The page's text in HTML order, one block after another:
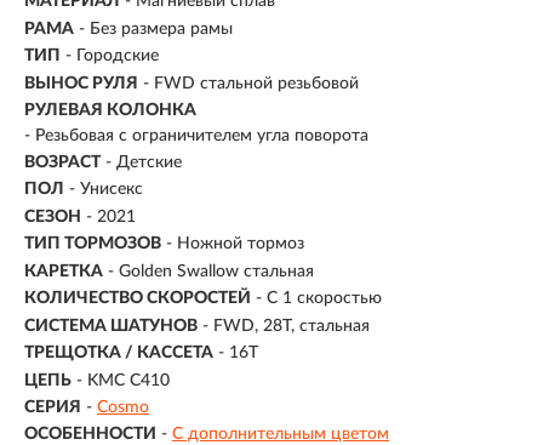
РАМА - Без размера рамы
ТИП -
Городские
ВЫНОС РУЛЯ - FWD стальной резьбовой
РУЛЕВАЯ КОЛОНКА
- Резьбовая с ограничителем угла поворота
ВОЗРАСТ - Детские
ПОЛ - Унисекс
СЕЗОН - 2021
ТИП ТОРМОЗОВ - Ножной тормоз
КАРЕТКА - Golden Swallow стальная
КОЛИЧЕСТВО СКОРОСТЕЙ - С 1 скоростью
СИСТЕМА ШАТУНОВ - FWD, 28T, cтальная
ТРЕЩОТКА / КАССЕТА - 16T
ЦЕПЬ - KMC C410
СЕРИЯ - Cosmo
ОСОБЕННОСТИ - С дополнительным цветом